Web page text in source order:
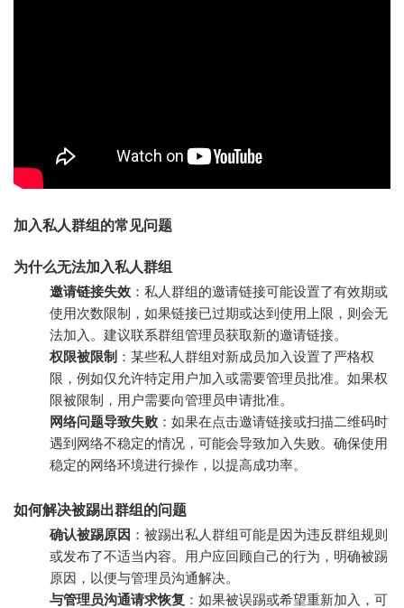
加入私人群组的常见问题
为什么无法加入私人群组
邀请链接失效 ：私人群组的邀请链接可能设置了有效期或
使用次数限制，如果链接已过期或达到使用上限，则会无
法加入。建议联系群组管理员获取新的邀请链接。
权限被限制 ：某些私人群组对新成员加入设置了严格权
限，例如仅允许特定用户加入或需要管理员批准。如果权
限被限制，用户需要向管理员申请批准。
网络问题导致失败 ：如果在点击邀请链接或扫描二维码时
遇到网络不稳定的情况，可能会导致加入失败。确保使用
稳定的网络环境进行操作，以提高成功率。
如何解决被踢出群组的问题
确认被踢原因 ：被踢出私人群组可能是因为违反群组规则
或发布了不适当内容。用户应回顾自己的行为，明确被踢
原因，以便与管理员沟通解决。
与管理员沟通请求恢复 ：如果被误踢或希望重新加入，可